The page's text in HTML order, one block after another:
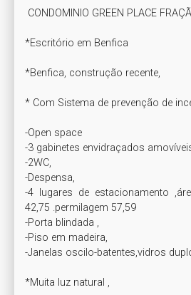
*Escritório em Benfica
*Benfica, construção recente,
* Com Sistema de prevenção de
-Open space
-3 gabinetes envidraçados
-2WC,
-Despensa,
-4 lugares de estacionamento
42,75 .permilagem 57,59
-Porta blindada ,
-Piso em madeira,
-Janelas oscilo-batentes,vidros
*Muita luz natural ,